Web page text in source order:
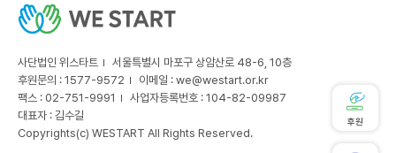
사단법인 위스타트
서울특별시 마포구 상암산로 48-6, 10층
후원문의 : 1577-9572
이메일 : we@westart.or.kr
팩스 : 02-751-9991
사업자등록번호 : 104-82-09987
대표자 : 김수길
Copyrights(c) WESTART All Rights Reserved.
후원